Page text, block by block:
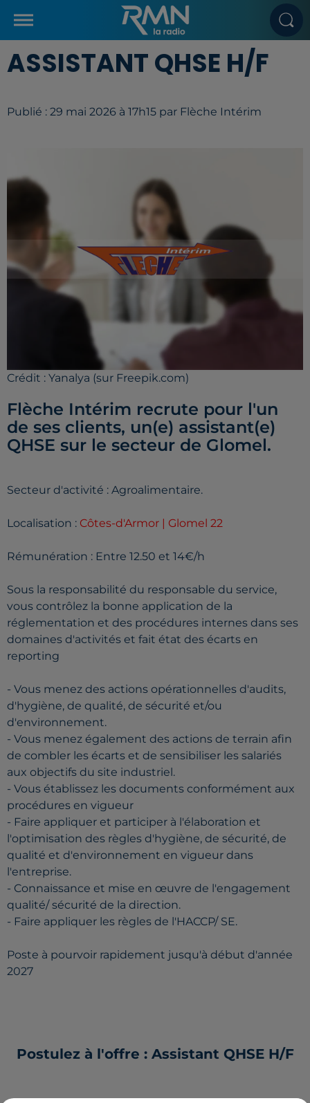
ASSISTANT QHSE H/F
Publié : 29 mai 2026 à 17h15 par Flèche Intérim
Crédit : Yanalya (sur Freepik.com)
Flèche Intérim recrute pour l'un
de ses clients, un(e) assistant(e)
QHSE sur le secteur de Glomel.
Secteur d'activité : Agroalimentaire.
Localisation : Côtes-d'Armor | Glomel 22
Rémunération : Entre 12.50 et 14€/h
Sous la responsabilité du responsable du service,
vous contrôlez la bonne application de la
réglementation et des procédures internes dans ses
domaines d'activités et fait état des écarts en
reporting
- Vous menez des actions opérationnelles d'audits,
d'hygiène, de qualité, de sécurité et/ou
d'environnement.
- Vous menez également des actions de terrain afin
de combler les écarts et de sensibiliser les salariés
aux objectifs du site industriel.
- Vous établissez les documents conformément aux
procédures en vigueur
- Faire appliquer et participer à l'élaboration et
l'optimisation des règles d'hygiène, de sécurité, de
qualité et d'environnement en vigueur dans
l'entreprise.
- Connaissance et mise en œuvre de l'engagement
qualité/ sécurité de la direction.
- Faire appliquer les règles de l'HACCP/ SE.
Poste à pourvoir rapidement jusqu'à début d'année
2027
Postulez à l'offre : Assistant QHSE H/F